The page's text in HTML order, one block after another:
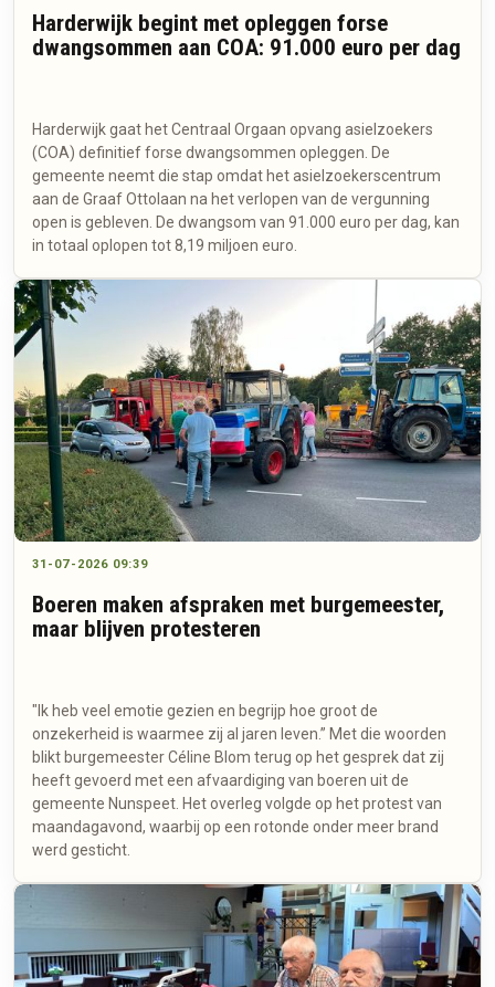
Harderwijk begint met opleggen forse
dwangsommen aan COA: 91.000 euro per dag
Harderwijk gaat het Centraal Orgaan opvang asielzoekers
(COA) definitief forse dwangsommen opleggen. De
gemeente neemt die stap omdat het asielzoekerscentrum
aan de Graaf Ottolaan na het verlopen van de vergunning
open is gebleven. De dwangsom van 91.000 euro per dag, kan
in totaal oplopen tot 8,19 miljoen euro.
31-07-2026 09:39
Boeren maken afspraken met burgemeester,
maar blijven protesteren
"Ik heb veel emotie gezien en begrijp hoe groot de
onzekerheid is waarmee zij al jaren leven.” Met die woorden
blikt burgemeester Céline Blom terug op het gesprek dat zij
heeft gevoerd met een afvaardiging van boeren uit de
gemeente Nunspeet. Het overleg volgde op het protest van
maandagavond, waarbij op een rotonde onder meer brand
werd gesticht.